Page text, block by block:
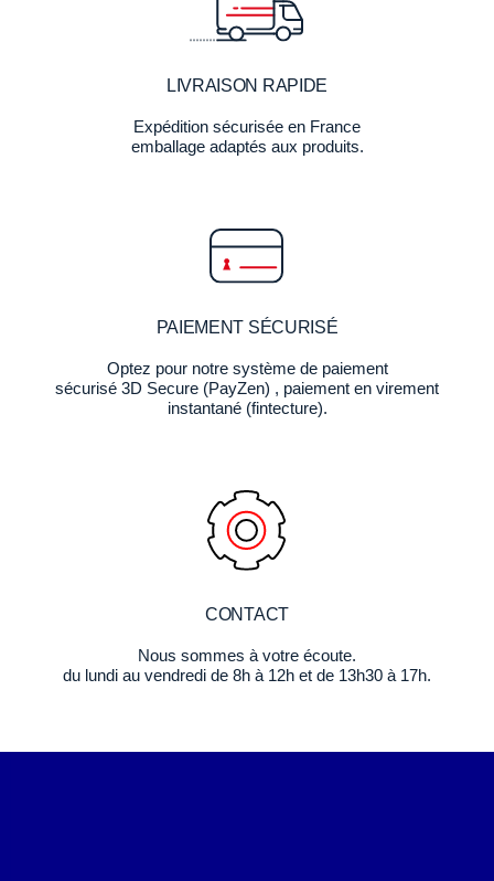
LIVRAISON RAPIDE
Expédition sécurisée en France
emballage adaptés aux produits.
PAIEMENT SÉCURISÉ
Optez pour notre système de paiement
sécurisé 3D Secure (PayZen) , paiement en virement
instantané (fintecture).
CONTACT
Nous sommes à votre écoute.
du lundi au vendredi de 8h à 12h et de 13h30 à 17h.